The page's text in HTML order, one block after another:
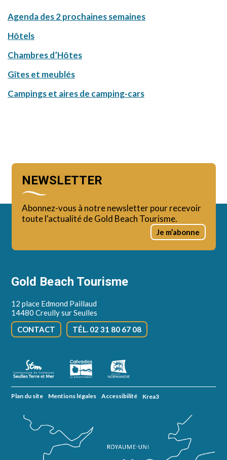
Agenda des 2 prochaines semaines
Hôtels
Chambres d’Hôtes
Gîtes et meublés
Campings et aires de camping-cars
NEWSLETTER
Abonnez-vous à notre newsletter pour recevoir
toute l'actualité de Gold Beach Tourisme.
Je m’abonne
Gold Beach Tourisme
12 place Edmond Paillaud
14480 Creully sur Seulles
CONTACT
TÉL. 02 31 80 67 08
Plan du site Mentions légales Accessibilité Krea3